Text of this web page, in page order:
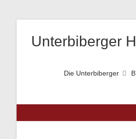
Unterbiberger
Die Unterbiberger